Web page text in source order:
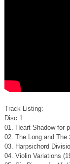
Track Listing:
Disc 1
01. Heart Shadow for
02. The Long and The
03. Harpsichord
04. Violin Variations